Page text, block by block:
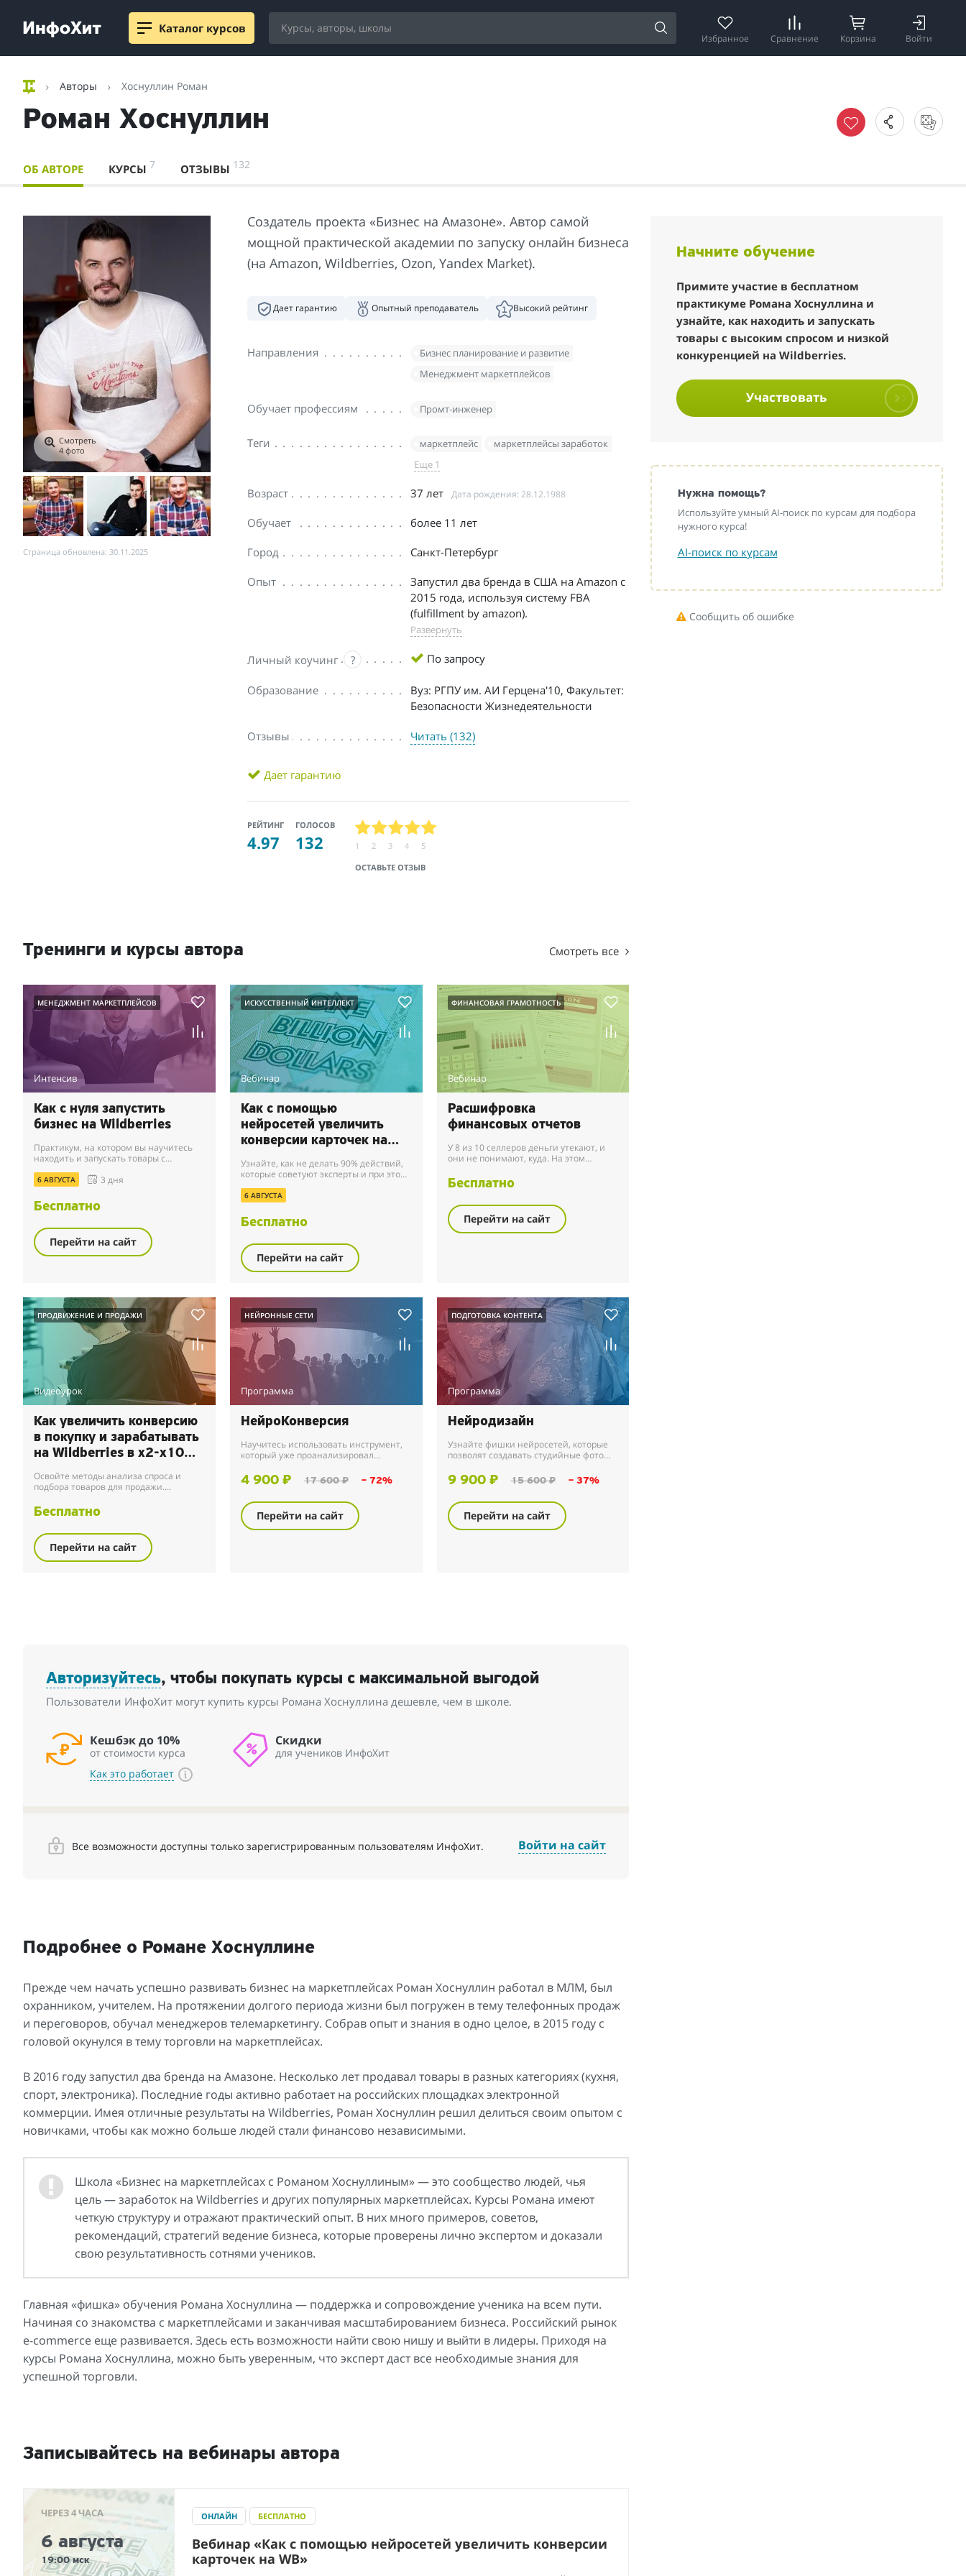
Каталог курсов
Избранное Сравнение Корзина Войти
Авторы Хоснуллин Роман
Роман Хоснуллин
ОБ АВТОРЕ КУРСЫ 7 ОТЗЫВЫ 132
Смотреть
4 фото
Страница обновлена: 30.11.2025
Создатель проекта «Бизнес на Амазоне». Автор самой
мощной практической академии по запуску онлайн бизнеса
(на Amazon, Wildberries, Ozon, Yandex Market).
Дает гарантию Опытный преподаватель Высокий рейтинг
Направления
Бизнес планирование и развитие
Менеджмент маркетплейсов
Обучает профессиям Промт-инженер
Теги маркетплейс маркетплейсы заработок
Еще 1
Возраст 37 лет Дата рождения: 28.12.1988
Обучает более 11 лет
Город Санкт-Петербург
Опыт
Запустил два бренда в США на Amazon с
2015 года, используя систему FBA
(fulfillment by amazon).
Развернуть
Личный коучинг ? По запросу
Образование
Вуз: РГПУ им. АИ Герцена'10, Факультет:
Безопасности Жизнедеятельности
Отзывы Читать (132)
Дает гарантию
РЕЙТИНГ
4.97
ГОЛОСОВ
132
ОСТАВЬТЕ ОТЗЫВ
1 2 3 4 5
Тренинги и курсы автора Смотреть все
МЕНЕДЖМЕНТ МАРКЕТПЛЕЙСОВ
Интенсив
Как с нуля запустить
бизнес на Wildberries
Практикум, на котором вы научитесь
находить и запускать товары с
конкуренцией на Wildberries.
6 АВГУСТА 3 дня
Бесплатно
Перейти на сайт
ИСКУССТВЕННЫЙ ИНТЕЛЛЕКТ
Вебинар
Как с помощью
нейросетей увеличить
конверсии карточек на
WB
Узнайте, как не делать 90% действий,
которые советуют эксперты и при этом
и выгорания.
6 АВГУСТА
Бесплатно
Перейти на сайт
ФИНАНСОВАЯ ГРАМОТНОСТЬ
Вебинар
Расшифровка
финансовых отчетов
У 8 из 10 селлеров деньги утекают, и
они не понимают, куда. На этом
уходит чистая прибыль и как не
попасть в кассо...
Бесплатно
Перейти на сайт
ПРОДВИЖЕНИЕ И ПРОДАЖИ
Видеоурок
Как увеличить конверсию
в покупку и зарабатывать
на Wildberries в x2-x10
больше
Освойте методы анализа спроса и
подбора товаров для продажи.
продукты и привлекать в несколько раз
больше посетителе...
Бесплатно
Перейти на сайт
НЕЙРОННЫЕ СЕТИ
Программа
НейроКонверсия
Научитесь использовать инструмент,
который уже проанализировал
статей, чтобы за считанные минуты
выдавать необходимую...
4 900 ₽ 17 600 ₽ – 72%
Перейти на сайт
ПОДГОТОВКА КОНТЕНТА
Программа
Нейродизайн
Узнайте фишки нейросетей, которые
позволят создавать студийные фото
дорогого оборудования.
9 900 ₽ 15 600 ₽ – 37%
Перейти на сайт
Авторизуйтесь, чтобы покупать курсы с максимальной выгодой
Пользователи ИнфоХит могут купить курсы Романа Хоснуллина дешевле, чем в школе.
Кешбэк до 10%
от стоимости курса
Как это работает
Скидки
для учеников ИнфоХит
Все возможности доступны только зарегистрированным пользователям ИнфоХит. Войти на сайт
Подробнее о Романе Хоснуллине
Прежде чем начать успешно развивать бизнес на маркетплейсах Роман Хоснуллин работал в МЛМ, был
охранником, учителем. На протяжении долгого периода жизни был погружен в тему телефонных продаж
и переговоров, обучал менеджеров телемаркетингу. Собрав опыт и знания в одно целое, в 2015 году с
головой окунулся в тему торговли на маркетплейсах.
В 2016 году запустил два бренда на Амазоне. Несколько лет продавал товары в разных категориях (кухня,
спорт, электроника). Последние годы активно работает на российских площадках электронной
коммерции. Имея отличные результаты на Wildberries, Роман Хоснуллин решил делиться своим опытом с
новичками, чтобы как можно больше людей стали финансово независимыми.
Школа «Бизнес на маркетплейсах с Романом Хоснуллиным» — это сообщество людей, чья
цель — заработок на Wildberries и других популярных маркетплейсах. Курсы Романа имеют
четкую структуру и отражают практический опыт. В них много примеров, советов,
рекомендаций, стратегий ведение бизнеса, которые проверены лично экспертом и доказали
свою результативность сотнями учеников.
Главная «фишка» обучения Романа Хоснуллина — поддержка и сопровождение ученика на всем пути.
Начиная со знакомства с маркетплейсами и заканчивая масштабированием бизнеса. Российский рынок
e-commerce еще развивается. Здесь есть возможности найти свою нишу и выйти в лидеры. Приходя на
курсы Романа Хоснуллина, можно быть уверенным, что эксперт даст все необходимые знания для
успешной торговли.
Записывайтесь на вебинары автора
ЧЕРЕЗ 4 ЧАСА
6 августа
19:00 мск
ОНЛАЙН БЕСПЛАТНО
Вебинар «Как с помощью нейросетей увеличить конверсии
карточек на WB»
Начните обучение
Примите участие в бесплатном
практикуме Романа Хоснуллина и
узнайте, как находить и запускать
товары с высоким спросом и низкой
конкуренцией на Wildberries.
Участвовать
Нужна помощь?
Используйте умный AI-поиск по курсам для подбора
нужного курса!
AI-поиск по курсам
Сообщить об ошибке